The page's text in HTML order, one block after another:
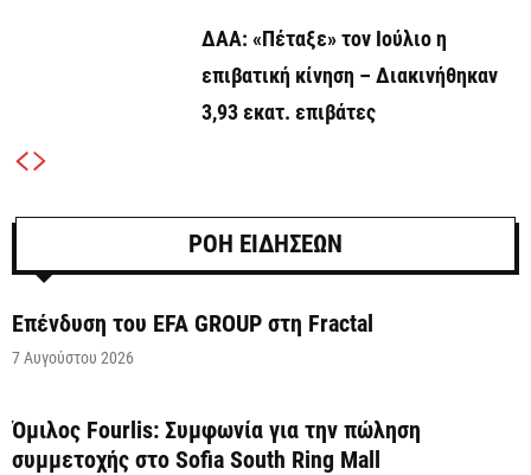
ΔΑΑ: «Πέταξε» τον Ιούλιο η
επιβατική κίνηση – Διακινήθηκαν
3,93 εκατ. επιβάτες
ΡΟΗ ΕΙΔΗΣΕΩΝ
Επένδυση του EFA GROUP στη Fractal
7 Αυγούστου 2026
Όμιλος Fourlis: Συμφωνία για την πώληση
συμμετοχής στο Sofia South Ring Mall